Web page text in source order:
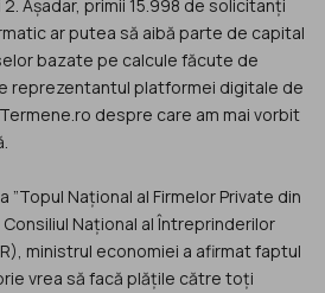
Așadar, primii 15.998 de solicitanți
ar putea să aibă parte de capital
bazate pe calcule făcute de
reprezentantul platformei digitale de
despre care am mai vorbit
”Topul Național al Firmelor Private din
Național al Întreprinderilor
ministrul economiei a afirmat faptul
vrea să facă plățile către toți